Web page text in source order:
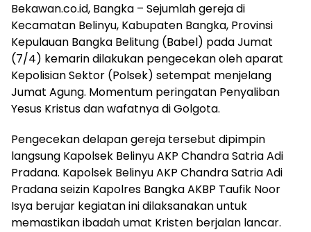
Bekawan.co.id, Bangka – Sejumlah gereja di
Kecamatan Belinyu, Kabupaten Bangka, Provinsi
Kepulauan Bangka Belitung (Babel) pada Jumat
(7/4) kemarin dilakukan pengecekan oleh aparat
Kepolisian Sektor (Polsek) setempat menjelang
Jumat Agung. Momentum peringatan Penyaliban
Yesus Kristus dan wafatnya di Golgota.
Pengecekan delapan gereja tersebut dipimpin
langsung Kapolsek Belinyu AKP Chandra Satria Adi
Pradana. Kapolsek Belinyu AKP Chandra Satria Adi
Pradana seizin Kapolres Bangka AKBP Taufik Noor
Isya berujar kegiatan ini dilaksanakan untuk
memastikan ibadah umat Kristen berjalan lancar.